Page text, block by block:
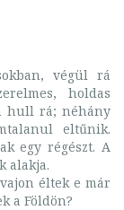
végül rá
holdas
hull rá; néhány
eltűnik.
egy régészt. A
alakja.
éltek e már
a Földön?